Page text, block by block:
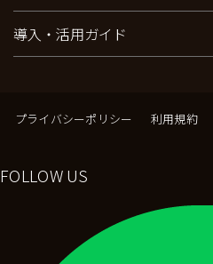
導入・活用ガイド
プライバシーポリシー 利用規約
FOLLOW US